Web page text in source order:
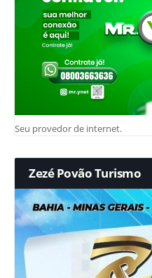
Seu provedor de internet.
Zezé Povão Turismo